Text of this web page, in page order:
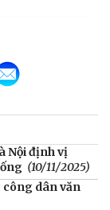
Nội định vị
(10/11/2025)
công dân văn